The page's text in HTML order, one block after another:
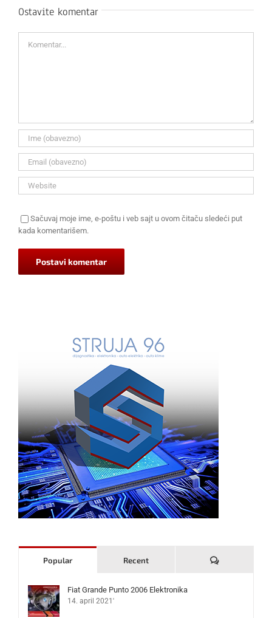
Ostavite komentar
Sačuvaj moje ime, e-poštu i veb sajt u ovom čitaču sledeći put
kada komentarišem.
Popular Recent Komentari
Fiat Grande Punto 2006 Elektronika
14. april 2021'